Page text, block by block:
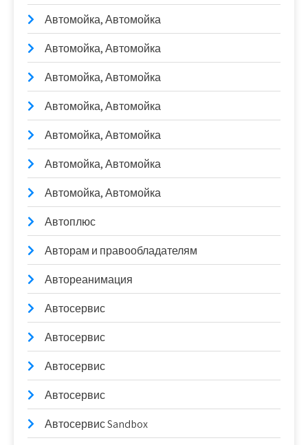
Автомойка, Автомойка
Автомойка, Автомойка
Автомойка, Автомойка
Автомойка, Автомойка
Автомойка, Автомойка
Автомойка, Автомойка
Автомойка, Автомойка
Автоплюс
Авторам и правообладателям
Автореанимация
Автосервис
Автосервис
Автосервис
Автосервис
Автосервис Sandbox